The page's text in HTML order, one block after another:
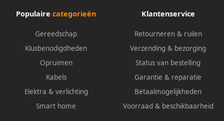
Populaire categorieën
Gereedschap
Klusbenodigdheden
Opruimen
Kabels
Elektra & verlichting
Smart home
Klantenservice
Retourneren & ruilen
Verzending & bezorging
Status van bestelling
Garantie & reparatie
Betaalmogelijkheden
Voorraad & beschikbaarheid